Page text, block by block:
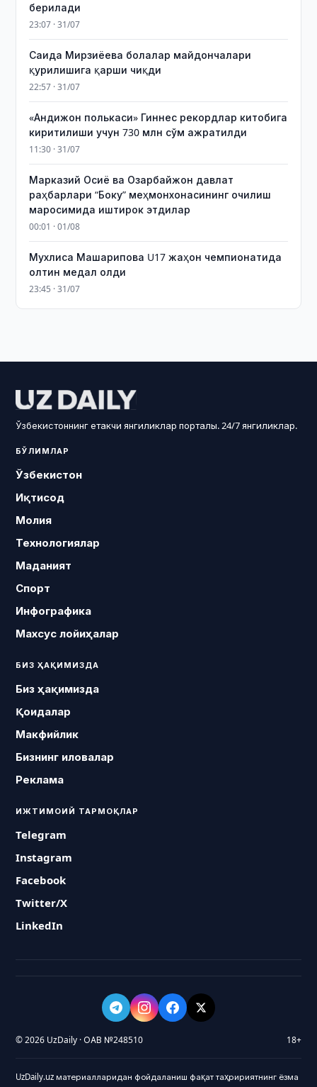
берилади
23:07 · 31/07
Саида Мирзиёева болалар майдончалари
қурилишига қарши чиқди
22:57 · 31/07
«Андижон полькаси» Гиннес рекордлар китобига
киритилиши учун 730 млн сўм ажратилди
11:30 · 31/07
Марказий Осиё ва Озарбайжон давлат
раҳбарлари “Боку” меҳмонхонасининг очилиш
маросимида иштирок этдилар
00:01 · 01/08
Мухлиса Машарипова U17 жаҳон чемпионатида
олтин медал олди
23:45 · 31/07
Ўзбекистоннинг етакчи янгиликлар порталы. 24/7 янгиликлар.
БЎЛИМЛАР
Ўзбекистон
Иқтисод
Молия
Технологиялар
Маданият
Спорт
Инфографика
Махсус лойиҳалар
БИЗ ҲАҚИМИЗДА
Биз ҳақимизда
Қоидалар
Макфийлик
Бизнинг иловалар
Реклама
ИЖТИМОИЙ ТАРМОҚЛАР
Telegram
Instagram
Facebook
Twitter/X
LinkedIn
© 2026 UzDaily · ОАВ №248510 18+
UzDaily.uz материалларидан фойдаланиш фақат таҳририятнинг ёзма